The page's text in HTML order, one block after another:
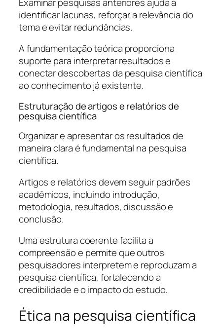
identificar lacunas, reforçar a relevância do
tema e evitar redundâncias.
A fundamentação teórica proporciona
suporte para interpretar resultados e
conectar descobertas da pesquisa científica
ao conhecimento já existente.
Estruturação de artigos e relatórios de
pesquisa científica
Organizar e apresentar os resultados de
maneira clara é fundamental na pesquisa
científica.
Artigos e relatórios devem seguir padrões
acadêmicos, incluindo introdução,
metodologia, resultados, discussão e
conclusão.
Uma estrutura coerente facilita a
compreensão e permite que outros
pesquisadores interpretem e reproduzam a
pesquisa científica, fortalecendo a
credibilidade e o impacto do estudo.
Ética na pesquisa científica